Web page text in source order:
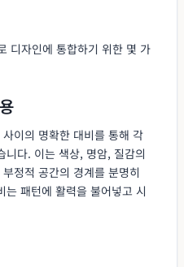
디자인에 통합하기 위한 몇 가
이의 명확한 대비를 통해 각
니다. 이는 색상, 명암, 질감의
정적 공간의 경계를 분명히
패턴에 활력을 불어넣고 시